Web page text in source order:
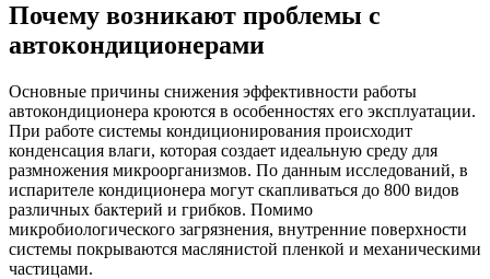
Почему возникают проблемы с
автокондиционерами
Основные причины снижения эффективности работы
автокондиционера кроются в особенностях его эксплуатации.
При работе системы кондиционирования происходит
конденсация влаги, которая создает идеальную среду для
размножения микроорганизмов. По данным исследований, в
испарителе кондиционера могут скапливаться до 800 видов
различных бактерий и грибков. Помимо
микробиологического загрязнения, внутренние поверхности
системы покрываются маслянистой пленкой и механическими
частицами.